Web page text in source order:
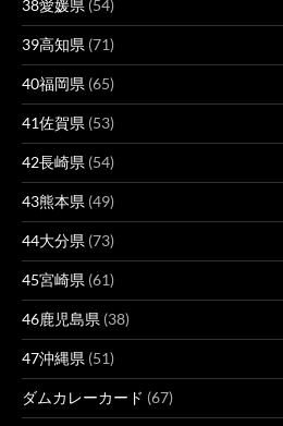
38愛媛県 (54)
39高知県 (71)
40福岡県 (65)
41佐賀県 (53)
42長崎県 (54)
43熊本県 (49)
44大分県 (73)
45宮崎県 (61)
46鹿児島県 (38)
47沖縄県 (51)
ダムカレーカード (67)